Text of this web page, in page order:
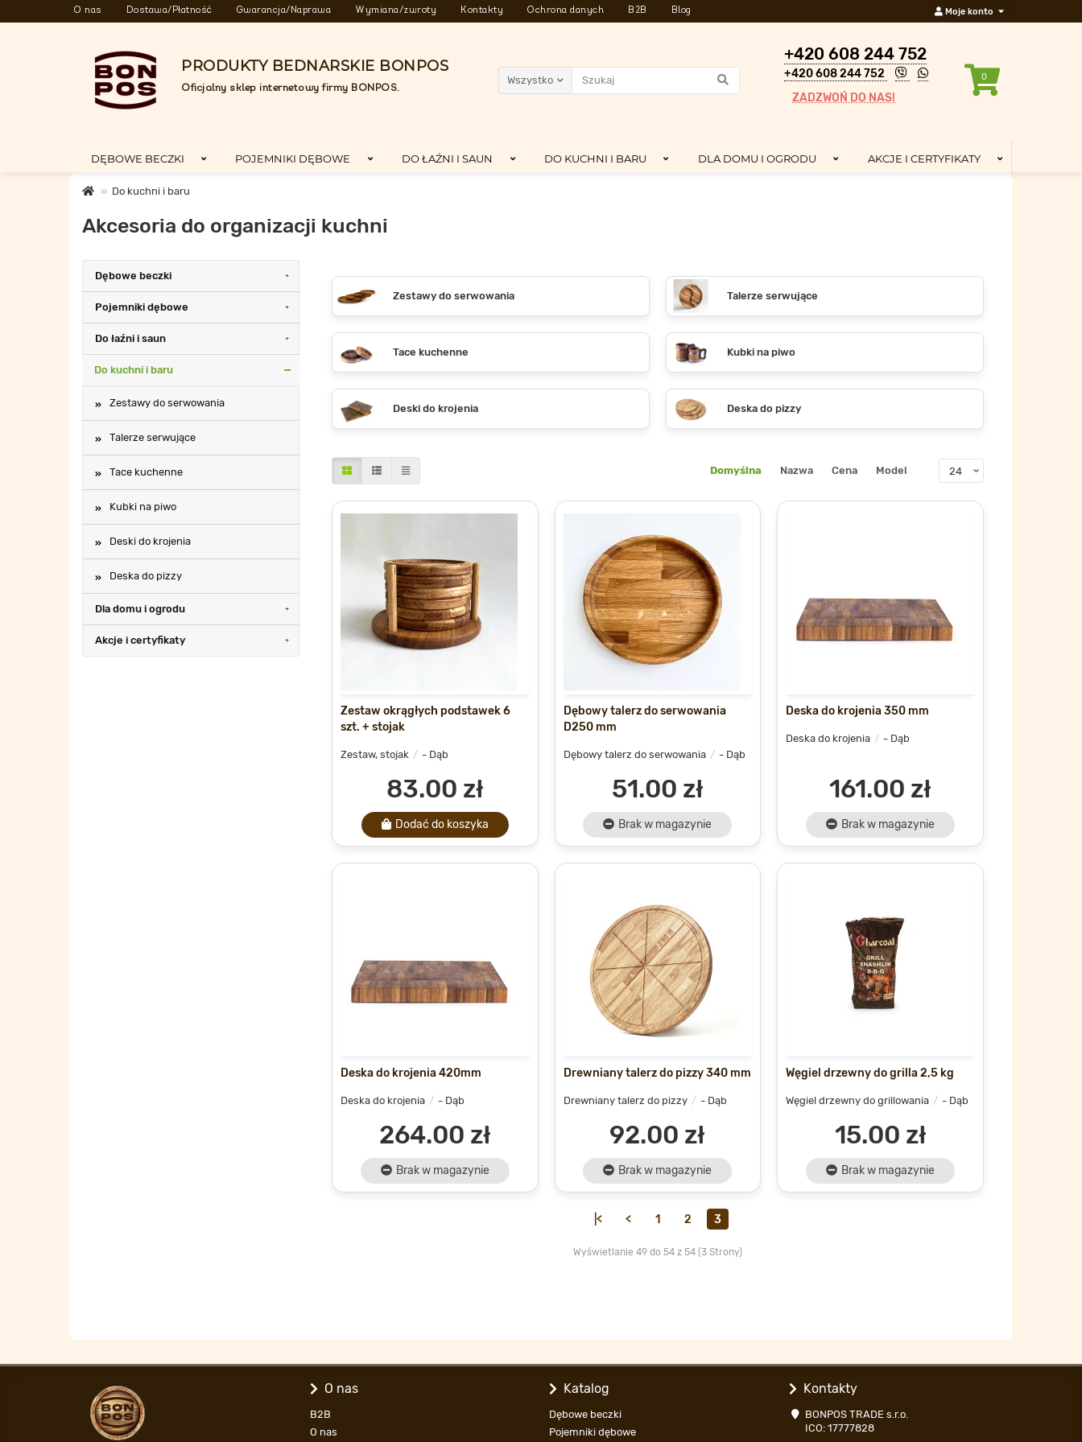
O nas Dostawa/Płatność Gwarancja/Naprawa Wymiana/zwroty Kontakty Ochrona danych B2B Blog Moje konto
PRODUKTY BEDNARSKIE BONPOS
Oficjalny sklep internetowy firmy BONPOS.
Wszystko
+420 608 244 752
+420 608 244 752
ZADZWOŃ DO NAS!
0
DĘBOWE BECZKI POJEMNIKI DĘBOWE DO ŁAŹNI I SAUN DO KUCHNI I BARU DLA DOMU I OGRODU AKCJE I CERTYFIKATY
Do kuchni i baru
Akcesoria do organizacji kuchni
Dębowe beczki
Pojemniki dębowe
Do łaźni i saun
Do kuchni i baru
Zestawy do serwowania
Talerze serwujące
Tace kuchenne
Kubki na piwo
Deski do krojenia
Deska do pizzy
Dla domu i ogrodu
Akcje i certyfikaty
Zestawy do serwowania Talerze serwujące
Tace kuchenne Kubki na piwo
Deski do krojenia Deska do pizzy
Domyślna Nazwa Cena Model
Zestaw okrągłych podstawek 6
szt. + stojak
Zestaw, stojak - Dąb
83.00 zł
Dodać do koszyka
Dębowy talerz do serwowania
D250 mm
Dębowy talerz do serwowania - Dąb
51.00 zł
Brak w magazynie
Deska do krojenia 350 mm
Deska do krojenia - Dąb
161.00 zł
Brak w magazynie
Deska do krojenia 420mm
Deska do krojenia - Dąb
264.00 zł
Brak w magazynie
Drewniany talerz do pizzy 340 mm
Drewniany talerz do pizzy - Dąb
92.00 zł
Brak w magazynie
Węgiel drzewny do grilla 2,5 kg
Węgiel drzewny do grillowania - Dąb
15.00 zł
Brak w magazynie
|< < 1 2 3
Wyświetlanie 49 do 54 z 54 (3 Strony)
O nas
B2B
O nas
Katalog
Dębowe beczki
Pojemniki dębowe
Kontakty
BONPOS TRADE s.r.o.
ICO: 17777828